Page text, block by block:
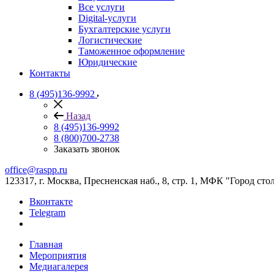
Все услуги
Digital-услуги
Бухгалтерские услуги
Логистические
Таможенное оформление
Юридические
Контакты
8 (495)136-9992
Назад
8 (495)136-9992
8 (800)700-2738
Заказать звонок
office@raspp.ru
123317, г. Москва, Пресненская наб., 8, стр. 1, МФК "Город
Вконтакте
Telegram
Главная
Мероприятия
Медиагалерея